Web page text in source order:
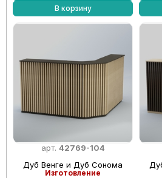
В корзину
арт. 42769-104
Дуб Венге и Дуб Сонома
Изготовление